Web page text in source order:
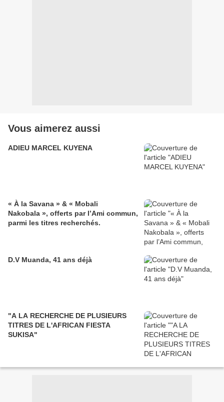
Vous aimerez aussi
ADIEU MARCEL KUYENA
« À la Savana » & « Mobali
Nakobala », offerts par l’Ami commun,
parmi les titres recherchés.
D.V Muanda, 41 ans déjà
"A LA RECHERCHE DE PLUSIEURS
TITRES DE L'AFRICAN FIESTA
SUKISA"